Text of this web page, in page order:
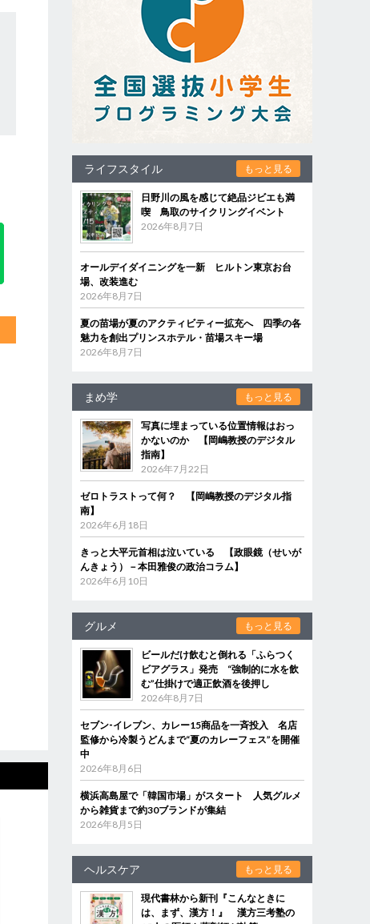
ライフスタイル もっと見る
日野川の風を感じて絶品ジビエも満
喫 鳥取のサイクリングイベント
2026年8月7日
オールデイダイニングを一新 ヒルトン東京お台
場、改装進む
2026年8月7日
夏の苗場が夏のアクティビティー拡充へ 四季の各
魅力を創出プリンスホテル・苗場スキー場
2026年8月7日
まめ学 もっと見る
写真に埋まっている位置情報はおっ
かないのか 【岡嶋教授のデジタル
指南】
2026年7月22日
ゼロトラストって何？ 【岡嶋教授のデジタル指
南】
2026年6月18日
きっと大平元首相は泣いている 【政眼鏡（せいが
んきょう）－本田雅俊の政治コラム】
2026年6月10日
グルメ もっと見る
ビールだけ飲むと倒れる「ふらつく
ビアグラス」発売 “強制的に水を飲
む”仕掛けで適正飲酒を後押し
2026年8月7日
セブン‐イレブン、カレー15商品を一斉投入 名店
監修から冷製うどんまで“夏のカレーフェス”を開催
中
2026年8月6日
横浜高島屋で「韓国市場」がスタート 人気グルメ
から雑貨まで約30ブランドが集結
2026年8月5日
ヘルスケア もっと見る
現代書林から新刊『こんなときに
は、まず、漢方！』 漢方三考塾の